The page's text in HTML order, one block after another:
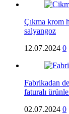
Çıkma krom
salyangoz
12.07.2024 0
Fabrikadan
faturalı
02.07.2024 0